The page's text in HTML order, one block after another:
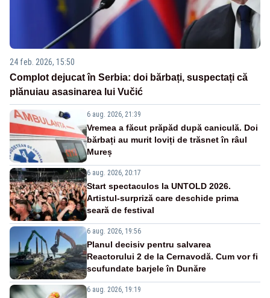
24 feb. 2026, 15:50
Complot dejucat în Serbia: doi bărbați, suspectați că
plănuiau asasinarea lui Vučić
6 aug. 2026, 21:39
Vremea a făcut prăpăd după caniculă. Doi
bărbați au murit loviți de trăsnet în râul
Mureș
6 aug. 2026, 20:17
Start spectaculos la UNTOLD 2026.
Artistul-surpriză care deschide prima
seară de festival
6 aug. 2026, 19:56
Planul decisiv pentru salvarea
Reactorului 2 de la Cernavodă. Cum vor fi
scufundate barjele în Dunăre
6 aug. 2026, 19:19